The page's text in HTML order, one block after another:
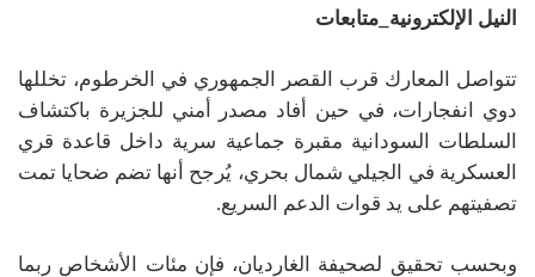
النيل الإلكترونية_متابعات
تتواصل المعارك قرب القصر الجمهوري في الخرطوم، تخللها
دوي انفجارات، في حين أفاد مصدر أمني للجزيرة باكتشاف
السلطات السودانية مقبرة جماعية سرية داخل قاعدة قري
العسكرية في الجيلي شمال بحري، يُرجح أنها تضم ضحايا تمت
تصفيتهم على يد قوات الدعم السريع.
وبحسب تحقيق لصحيفة الغارديان، فإن مئات الأشخاص ربما